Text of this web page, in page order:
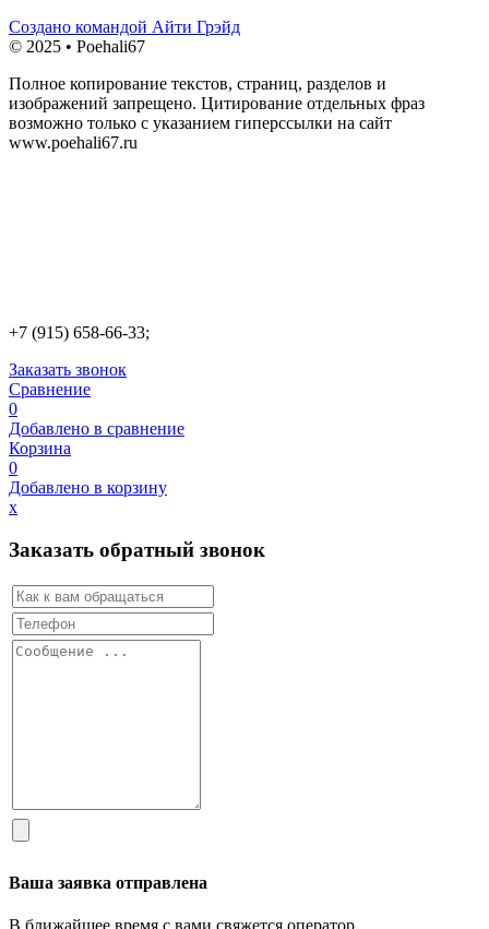
Создано командой Айти Грэйд
© 2025 • Poehali67
Полное копирование текстов, страниц, разделов и
изображений запрещено. Цитирование отдельных фраз
возможно только с указанием гиперссылки на сайт
www.poehali67.ru
+7 (915) 658-66-33;
Заказать звонок
Сравнение
0
Добавлено в сравнение
Корзина
0
Добавлено в корзину
х
Заказать обратный звонок
Ваша заявка отправлена
В ближайшее время с вами свяжется оператор